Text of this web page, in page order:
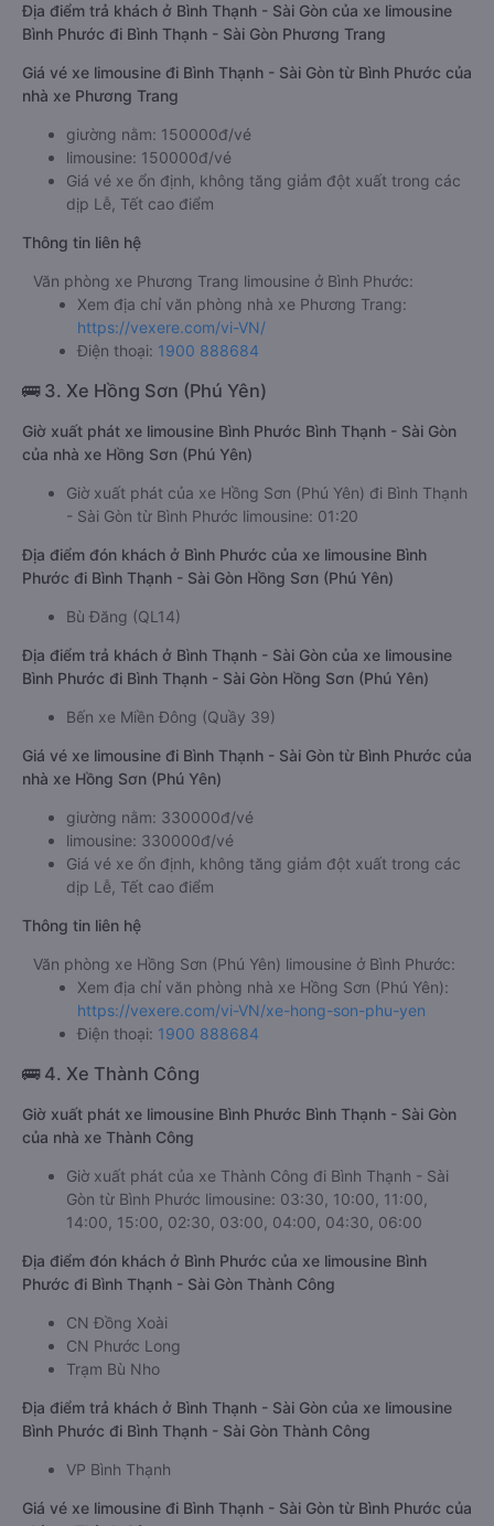
Địa điểm trả khách ở Bình Thạnh - Sài Gòn của xe limousine
Bình Phước đi Bình Thạnh - Sài Gòn Phương Trang
Giá vé xe limousine đi Bình Thạnh - Sài Gòn từ Bình Phước của
nhà xe Phương Trang
giường nằm: 150000đ/vé
limousine: 150000đ/vé
Giá vé xe ổn định, không tăng giảm đột xuất trong các
dịp Lễ, Tết cao điểm
Thông tin liên hệ
Văn phòng xe Phương Trang limousine ở Bình Phước:
Xem địa chỉ văn phòng nhà xe Phương Trang:
https://vexere.com/vi-VN/
Điện thoại: 1900 888684
🚌 3. Xe Hồng Sơn (Phú Yên)
Giờ xuất phát xe limousine Bình Phước Bình Thạnh - Sài Gòn
của nhà xe Hồng Sơn (Phú Yên)
Giờ xuất phát của xe Hồng Sơn (Phú Yên) đi Bình Thạnh
- Sài Gòn từ Bình Phước limousine: 01:20
Địa điểm đón khách ở Bình Phước của xe limousine Bình
Phước đi Bình Thạnh - Sài Gòn Hồng Sơn (Phú Yên)
Bù Đăng (QL14)
Địa điểm trả khách ở Bình Thạnh - Sài Gòn của xe limousine
Bình Phước đi Bình Thạnh - Sài Gòn Hồng Sơn (Phú Yên)
Bến xe Miền Đông (Quầy 39)
Giá vé xe limousine đi Bình Thạnh - Sài Gòn từ Bình Phước của
nhà xe Hồng Sơn (Phú Yên)
giường nằm: 330000đ/vé
limousine: 330000đ/vé
Giá vé xe ổn định, không tăng giảm đột xuất trong các
dịp Lễ, Tết cao điểm
Thông tin liên hệ
Văn phòng xe Hồng Sơn (Phú Yên) limousine ở Bình Phước:
Xem địa chỉ văn phòng nhà xe Hồng Sơn (Phú Yên):
https://vexere.com/vi-VN/xe-hong-son-phu-yen
Điện thoại: 1900 888684
🚌 4. Xe Thành Công
Giờ xuất phát xe limousine Bình Phước Bình Thạnh - Sài Gòn
của nhà xe Thành Công
Giờ xuất phát của xe Thành Công đi Bình Thạnh - Sài
Gòn từ Bình Phước limousine: 03:30, 10:00, 11:00,
14:00, 15:00, 02:30, 03:00, 04:00, 04:30, 06:00
Địa điểm đón khách ở Bình Phước của xe limousine Bình
Phước đi Bình Thạnh - Sài Gòn Thành Công
CN Đồng Xoài
CN Phước Long
Trạm Bù Nho
Địa điểm trả khách ở Bình Thạnh - Sài Gòn của xe limousine
Bình Phước đi Bình Thạnh - Sài Gòn Thành Công
VP Bình Thạnh
Giá vé xe limousine đi Bình Thạnh - Sài Gòn từ Bình Phước của